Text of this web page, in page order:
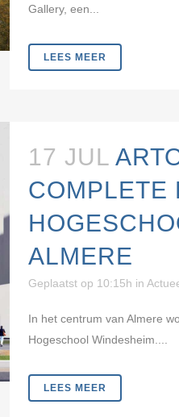
Gallery, een...
LEES MEER
17 JUL
COMPLETE
ALMERE
Geplaatst op 10:15h in
In het centrum van Almere
Hogeschool Windesheim....
LEES MEER